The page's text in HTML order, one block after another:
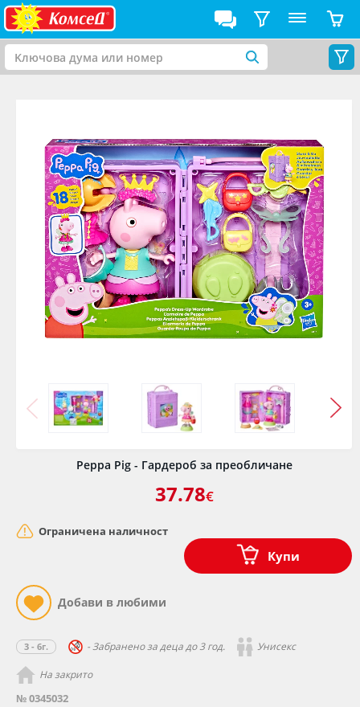
Peppa Pig - Гардероб за преобличане
№ 0345032
3 - 6г. - Забранено за деца до 3 год. Унисекс
На закрито
37.78€
Ограничена наличност
Купи